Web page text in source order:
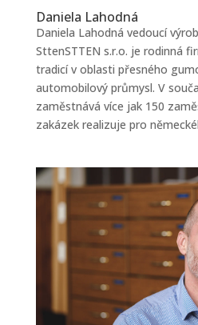
Daniela Lahodná
Daniela Lahodná vedoucí
SttenSTTEN s.r.o. je rodinná
tradicí v oblasti přesného
automobilový průmysl. V
zaměstnává více jak 150
zakázek realizuje pro